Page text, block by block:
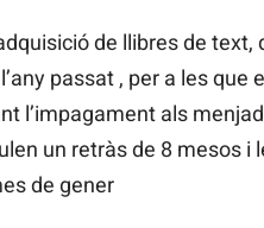
de llibres de text,
passat , per a les que
l’impagament als
un retràs de 8 mesos i
de gener